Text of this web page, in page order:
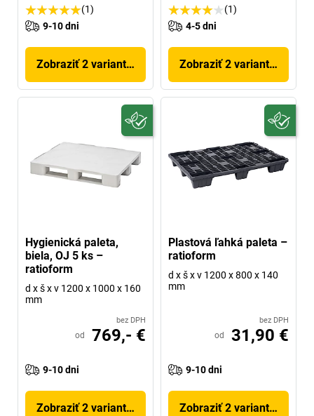
(1)
9-10 dni
Zobraziť 2 variantov
(1)
4-5 dni
Zobraziť 2 variantov
Hygienická paleta,
biela, OJ 5 ks –
ratioform
d x š x v 1200 x 1000 x 160
mm
bez DPH
od 769,- €
9-10 dni
Zobraziť 2 variantov
Plastová ľahká paleta –
ratioform
d x š x v 1200 x 800 x 140
mm
bez DPH
od 31,90 €
9-10 dni
Zobraziť 2 variantov